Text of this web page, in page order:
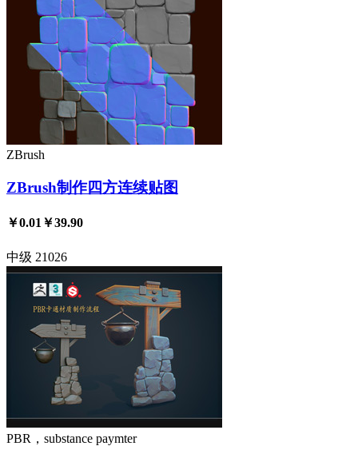
ZBrush
ZBrush制作四方连续贴图
￥0.01 ￥39.90
中级 21026
PBR，substance paymter